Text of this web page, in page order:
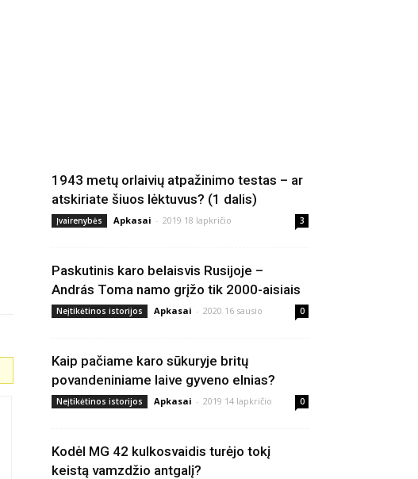
1943 metų orlaivių atpažinimo testas – ar
atskiriate šiuos lėktuvus? (1 dalis)
Įvairenybės Apkasai - 2019 18 lapkričio 3
Paskutinis karo belaisvis Rusijoje –
András Toma namo grįžo tik 2000-aisiais
Neįtikėtinos istorijos Apkasai - 2020 16 sausio 0
Kaip pačiame karo sūkuryje britų
povandeniniame laive gyveno elnias?
Neįtikėtinos istorijos Apkasai - 2019 14 lapkričio 0
Kodėl MG 42 kulkosvaidis turėjo tokį
keistą vamzdžio antgalį?